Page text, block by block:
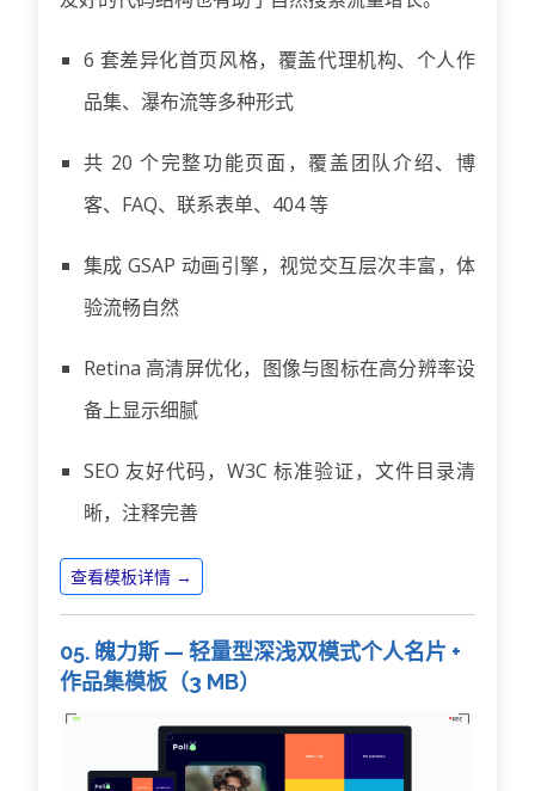
6 套差异化首页风格，覆盖代理机构、个人作
品集、瀑布流等多种形式
共 20 个完整功能页面，覆盖团队介绍、博
客、FAQ、联系表单、404 等
集成 GSAP 动画引擎，视觉交互层次丰富，体
验流畅自然
Retina 高清屏优化，图像与图标在高分辨率设
备上显示细腻
SEO 友好代码，W3C 标准验证，文件目录清
晰，注释完善
查看模板详情 →
05. 魄力斯 — 轻量型深浅双模式个人名片 +
作品集模板（3 MB）